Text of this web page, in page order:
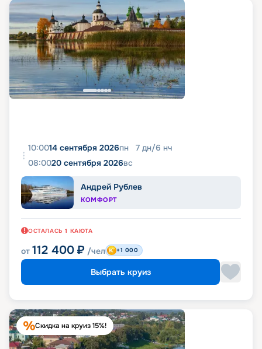
10:0014 сентября 2026пн 7 дн/6 нч
08:0020 сентября 2026вс
Андрей Рублев
КОМФОРТ
ОСТАЛАСЬ 1 КАЮТА
от 112 400 ₽ /чел +1 000
Выбрать круиз
Скидка на круиз 15%!